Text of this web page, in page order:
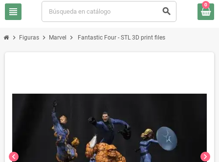
view_headline search
0
chevron_right Figuras chevron_right Marvel chevron_right Fantastic Four - STL 3D print files
chevron_left chevron_right